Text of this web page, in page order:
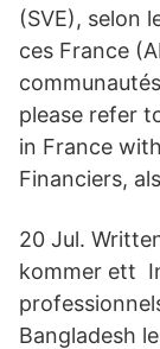
(SVE), selon
ces France
please refer
in France
Financiers,
20 Jul.
kommer ett
Bangladesh